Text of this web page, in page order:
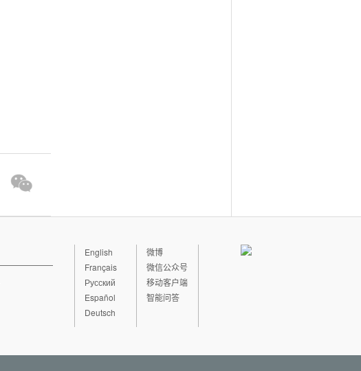
English
Français
Русский
Español
Deutsch
微博
微信公众号
移动客户端
智能问答